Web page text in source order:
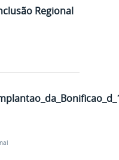
Regional